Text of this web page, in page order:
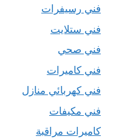
فني رسيفرات
فني ستلايت
فني صحي
فني كاميرات
فني كهربائي منازل
فني مكيفات
كاميرات مراقبة